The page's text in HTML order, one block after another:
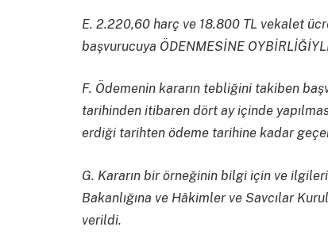
E. 2.220,60 harç ve 18.800 TL vekalet
başvurucuya ÖDENMESİNE
F. Ödemenin kararın tebliğini takiben
tarihinden itibaren dört ay içinde
erdiği tarihten ödeme tarihine kadar
G. Kararın bir örneğinin bilgi için ve
Bakanlığına ve Hâkimler ve Savcılar
verildi.